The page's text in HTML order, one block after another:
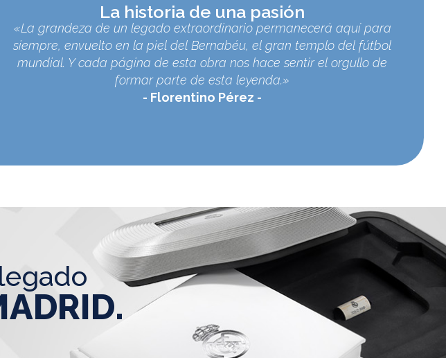
La historia de una pasión
«La grandeza de un legado extraordinario permanecerá aquí para
siempre, envuelto en la piel del Bernabéu, el gran templo del fútbol
mundial. Y cada página de esta obra nos hace sentir el orgullo de
formar parte de esta leyenda.»
Florentino Pérez